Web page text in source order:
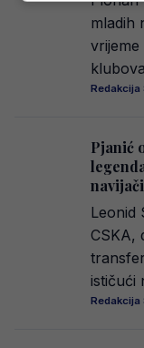
mladih
Redakcija
Pjanić
Leonid
CSKA,
ističući
Redakcija